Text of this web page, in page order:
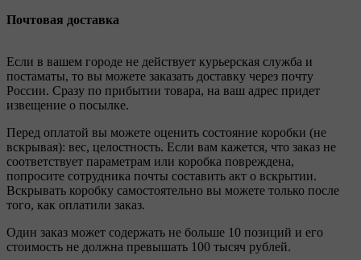
Почтовая доставка
Если в вашем городе не действует курьерская служба и
постаматы, то вы можете заказать доставку через почту
России. Сразу по прибытии товара, на ваш адрес придет
извещение о посылке.
Перед оплатой вы можете оценить состояние коробки (не
вскрывая): вес, целостность. Если вам кажется, что заказ не
соответствует параметрам или коробка повреждена,
попросите сотрудника почты составить акт о вскрытии.
Вскрывать коробку самостоятельно вы можете только после
того, как оплатили заказ.
Один заказ может содержать не больше 10 позиций и его
стоимость не должна превышать 100 тысяч рублей.